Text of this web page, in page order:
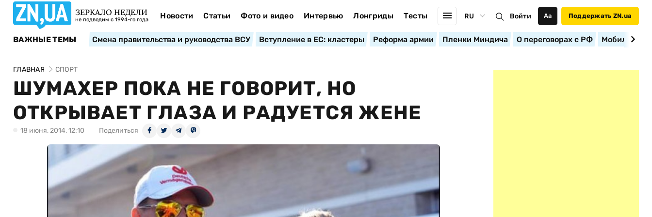
ЗЕРКАЛО НЕДЕЛИ
не подводим с 1994-го года Новости Статьи Фото и видео Интервью Лонгриды Тесты RU Войти Аа Поддержать ZN.ua
ВАЖНЫЕ ТЕМЫ Смена правительства и руководства ВСУ Вступление в ЕС: кластеры Реформа армии Пленки Миндича О переговорах с РФ
ГЛАВНАЯ СПОРТ
ШУМАХЕР ПОКА НЕ ГОВОРИТ, НО
ОТКРЫВАЕТ ГЛАЗА И РАДУЕТСЯ ЖЕНЕ
18 июня, 2014, 12:10 Поделиться